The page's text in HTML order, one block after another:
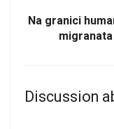
Na granici
Discussion